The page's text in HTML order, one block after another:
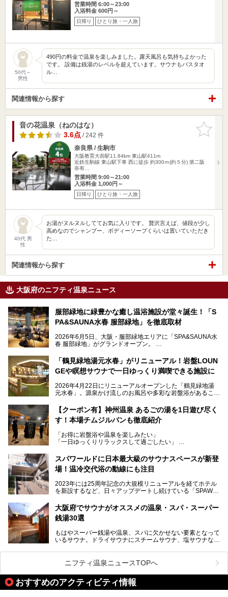
営業時間 6:00～23:00
入浴料金 600円～
日帰り ひとり旅・一人旅
50代～
男性
490円の料金で温泉を楽しみました。露天風呂も気持ちよかった
です。 設備は銭湯のレベルを超えています。サウナもバスタオ
ル…
関連情報から探す
お気に入
りに追加
音の花温泉（ねのはな）
3.6点/ 242 件
奈良県 / 生駒市
大阪教育大前駅11.84km 東山駅411m
近鉄生駒線 東山駅下車 西に徒歩 約300ｍ(約５分) 第二阪
奈有…
営業時間 9:00～21:00
入浴料金 1,000円～
日帰り ひとり旅・一人旅
40代 男
性
お湯がヌルヌルしててお気に入りです。 贅沢言えば、値段が少し
高めなのでシャンプー、ボディーソープくらいは置いていただき
た…
関連情報から探す
大阪府のニフティ温泉ニュース
服部緑地に緑豊かな癒し温浴施設が堂々誕生！「S
PA&SAUNA水春 服部緑地」を徹底取材
2026年6月5日、大阪・服部緑地エリアに「SPA&SAUNA水
春 服部緑地」がグランドオープン。
当初の計画から約5年の時を経て誕生した本施設は、温泉・
サウナ・岩盤浴・フィットネス・ラウンジ・レストランなど
を融合した、これまでの“水春”のイメージをさらに進化させ
今回はオープン前の内覧会に参加し、館内のこだわりポイン
サウナー注目の3種のサウナや160cmの深水風呂、没入感の
高い岩盤浴エリア、日本最大の台数を誇る最新AIフィットネ
スマシンなど、見どころ満載の館内を詳しくご紹介します。
「鶴見緑地湯元水春」がリニューアル！岩盤LOUN
GEや瞑想サウナで一日ゆっくり満喫できる施設に
2026年4月22日にリニューアルオープンした「鶴見緑地湯
元水春」。源泉かけ流しのお風呂や多彩な岩盤浴があること
に“一日中くつろげる場所”としてパワーアップしています。
今回のリニューアルでは、新たに登場した瞑想サウナをはじ
見どころが盛りだくさん。日常の疲れを癒やしたい方はもち
ろん、休日にゆったり過ごしたい方にもぴったりの内容とな
本記事では、そんなリニューアル後の注目ポイントを詳しく
紹介します。これから「鶴見緑地湯元水春」に訪れる方や、
い。
【クーポン有】神州温泉 あるごの湯を1日遊び尽く
す！本場チムジルバンも徹底紹介
「お得に岩盤浴や温泉を楽しみたい」
「一日ゆっくりリラックスして過ごしたい」
利用できる「神州温泉 あるごの湯」です。
あるごの湯は、大阪府豊中市にある日帰り温浴施設で、阪急
チムジルバン（岩盤浴）を中心に、発汗・リラックス・漫画
タイムまで満喫できる長時間滞在型の施設なので、一日中ゆ
る迫力ある熱波パフォーマンスも毎日行われており、“とと
のう”体験をしっかり楽しめるのもポイントです。
ケやボウリングといった遊び場もあり、友人同士やカップル
で“遊び+癒し”の一日を過ごすのにもぴったり。
処にいたるまで魅力をたっぷり堪能してきたので、その全容
スパワールドに日本最大級のサウナスペースが新登
場！温冷交代浴の動線にも注目
2023年には25周年記念の大規模リニューアルを経てホテル
を新設するなど、日々アップデートし続けている「SPAWO
そんなスパワールドが2025年11月15日（土）に、新たな浴
室や日本最大級140人収容の大規模サウナを携えてリニュー
アルオープン！浴室である4F・6Fそれぞれにリニューアル
大規模リニューアルの全容を確認すべく、リニューアルプレ
オープンイベントに行ってきました！今回はそのリニューア
大阪府でサウナがオススメの温泉・スパ・スーパー
銭湯30選
もはやスーパー銭湯や温泉、スパに欠かせない要素となって
いるサウナ。ドライサウナにスチームサウナ、塩サウナな
ペース、ロウリュウなど、心ゆくまで楽しむためのサービス
が充実した施設も多くみられます。
今回はそんなサウナにこだわった、大阪府内のオススメ温
泉・銭湯・スパを30件紹介したいと思います！
ニフティ温泉ニュースTOPへ
おすすめのアクティビティ情報